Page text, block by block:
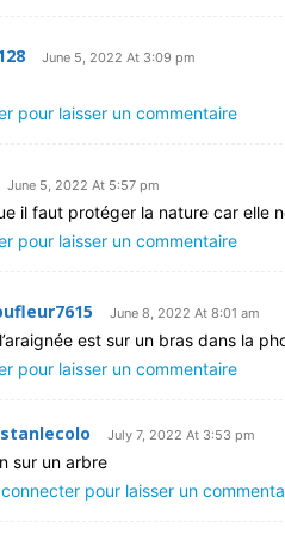
June 5, 2022 At 3:09 pm
pour laisser un commentaire
June 5, 2022 At 5:57 pm
il faut protéger la nature car elle
pour laisser un commentaire
June 8, 2022 At 8:01 am
est sur un bras dans la
pour laisser un commentaire
July 7, 2022 At 3:53 pm
sur un arbre
pour laisser un